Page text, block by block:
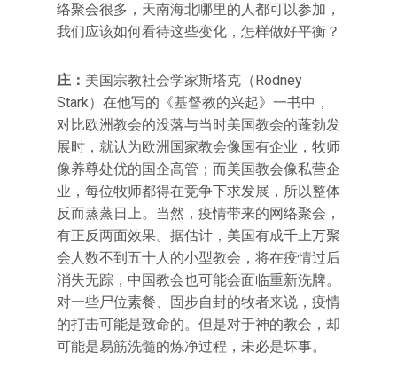
络聚会很多，天南海北哪里的人都可以参加，
我们应该如何看待这些变化，怎样做好平衡？
庄： 美国宗教社会学家斯塔克（Rodney
Stark）在他写的《基督教的兴起》一书中，
对比欧洲教会的没落与当时美国教会的蓬勃发
展时，就认为欧洲国家教会像国有企业，牧师
像养尊处优的国企高管；而美国教会像私营企
业，每位牧师都得在竞争下求发展，所以整体
反而蒸蒸日上。当然，疫情带来的网络聚会，
有正反两面效果。据估计，美国有成千上万聚
会人数不到五十人的小型教会，将在疫情过后
消失无踪，中国教会也可能会面临重新洗牌。
对一些尸位素餐、固步自封的牧者来说，疫情
的打击可能是致命的。但是对于神的教会，却
可能是易筋洗髓的炼净过程，未必是坏事。